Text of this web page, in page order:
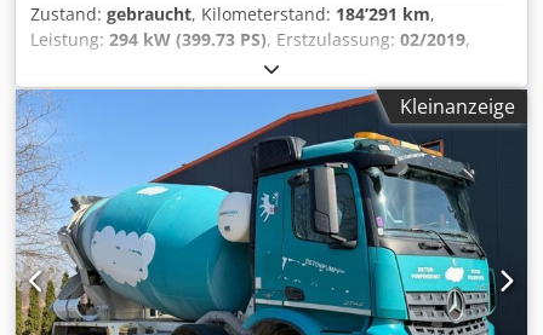
Zustand: gebraucht, Kilometerstand: 184’291 km,
Leistung: 294 kW (399.73 PS), Erstzulassung: 02/2019,
, Gesamtgewicht:
Konfiguration:> 3 Achsen, nächste Prüfung (TÜV):08/2028,
Farbe:
Automatisch , Emissionsklasse:
Euro6
, Ausstattung:ABS, Klimaanlage
Interne Fahrzeugnr.: G400082 Ab sofort zur Verfügung auf
unserem Hof in Kaufungen Mehr INFO unter: * Golec
Nutzfahrzeuge GmbH (Deutsch, English, Bulgarisch,
Russisch) * Viktoria Sologubova (Polnisch, Russisch,
Ukrainisch, English) Finanzierungsbeispiel: * Interne
Nummer: G400082 * Kaufpreis:
69.900,00 ¤ * Anzahlung: 10% * Laufzeit: 60 *
Kleinanzeige